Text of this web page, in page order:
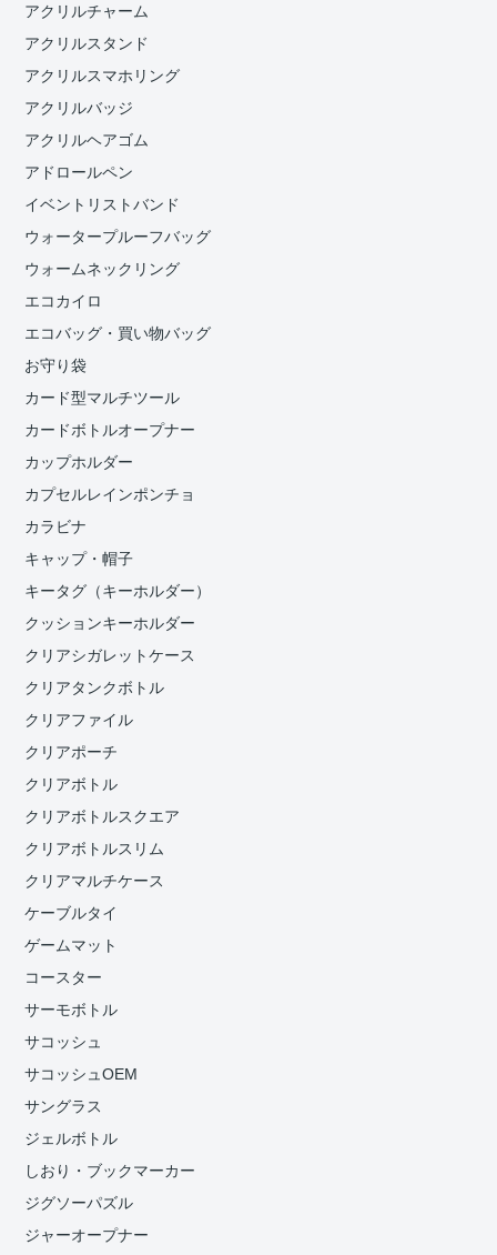
アクリルチャーム
アクリルスタンド
アクリルスマホリング
アクリルバッジ
アクリルヘアゴム
アドロールペン
イベントリストバンド
ウォータープルーフバッグ
ウォームネックリング
エコカイロ
エコバッグ・買い物バッグ
お守り袋
カード型マルチツール
カードボトルオープナー
カップホルダー
カプセルレインポンチョ
カラビナ
キャップ・帽子
キータグ（キーホルダー）
クッションキーホルダー
クリアシガレットケース
クリアタンクボトル
クリアファイル
クリアポーチ
クリアボトル
クリアボトルスクエア
クリアボトルスリム
クリアマルチケース
ケーブルタイ
ゲームマット
コースター
サーモボトル
サコッシュ
サコッシュOEM
サングラス
ジェルボトル
しおり・ブックマーカー
ジグソーパズル
ジャーオープナー